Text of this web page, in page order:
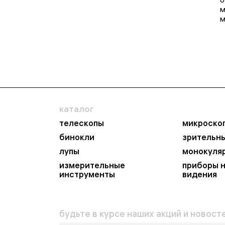
каталог
телескопы
бинокли
лупы
измерительные
инструменты
приборы
видения
будьте в курсе наших акций и